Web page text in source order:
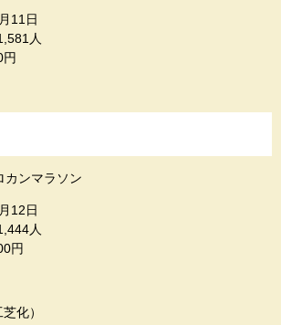
11日
人
カンマラソン
12日
人
円
化）